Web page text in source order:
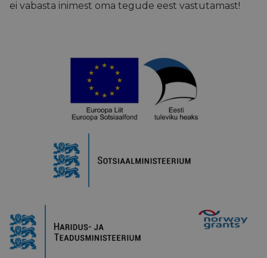
ei vabasta inimest oma tegude eest vastutamast!